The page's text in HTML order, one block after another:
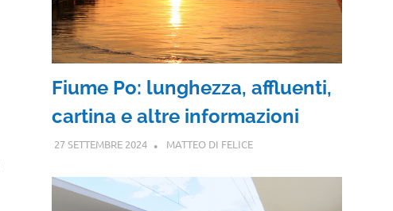
Fiume Po: lunghezza, affluenti,
cartina e altre informazioni
27 SETTEMBRE 2024 MATTEO DI FELICE